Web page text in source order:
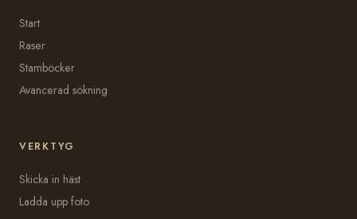
Start
Raser
Stamböcker
Avancerad sökning
VERKTYG
Skicka in häst
Ladda upp foto